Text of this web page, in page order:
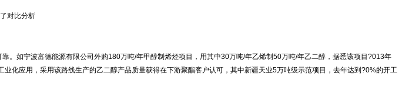
对比分析
如宁波富德能源有限公司外购180万吨/年甲醇制烯烃项目，用其中30万吨/年乙烯制50万吨/年乙二醇，据悉该项目?013年
应用，采用该路线生产的乙二醇产品质量获得在下游聚酯客户认可，其中新疆天业5万吨级示范项目，去年达到?0%的开工